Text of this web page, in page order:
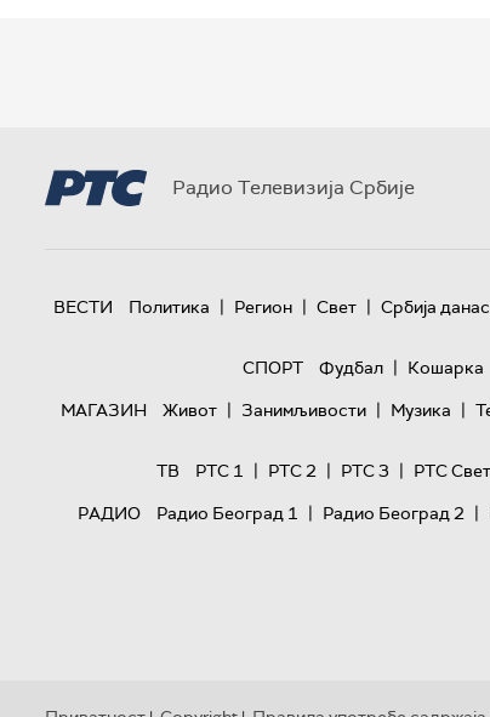
Радио Телевизија Србије
ВЕСТИ Политика | Регион | Свет | Србија данас
СПОРТ
Фудбал | Кошарка
МАГАЗИН
Живот | Занимљивости | Музика |
ТВ
РТС 1 | РТС 2 | РТС 3 | РТС Свет
РАДИО
Радио Београд 1 | Радио Београд 2 |